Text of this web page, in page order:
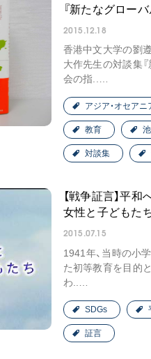
『新たなグロー
2015.12.18
香港中文大学の劉
大作先生の対談集
会の指..…
アジア・オセアニ
教育
対談集
【戦争証言】平
女性と子どもた
2015.07.15
1941年、当時の小
た初等教育を目的
わ..…
SDGs
証言